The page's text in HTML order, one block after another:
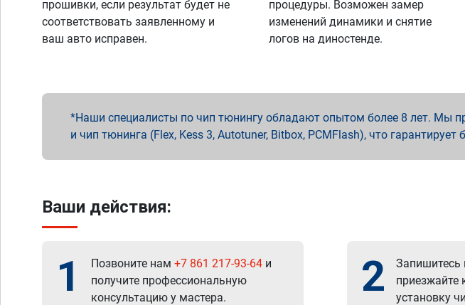
прошивки, если результат будет не
соответствовать заявленному и
ваш авто исправен.
процедуры. Возможен замер
изменений динамики и снятие
логов на диностенде.
Наши специалисты по чип тюнингу обладают опытом более 8 лет. Мы
и чип тюнинга (Flex, Kess 3, Autotuner, Bitbox, PCMFlash), что
Ваши действия:
1 Позвоните нам +7 861 217-93-64 и
получите профессиональную
консультацию у мастера.
2
Запишитесь
приезжайте
установку